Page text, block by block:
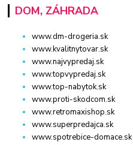
DOM, ZÁHRADA
www.dm-drogeria.sk
www.kvalitnytovar.sk
www.najvypredaj.sk
www.topvypredaj.sk
www.top-nabytok.sk
www.proti-skodcom.sk
www.retromaxishop.sk
www.superpredajca.sk
www.spotrebice-domace.sk